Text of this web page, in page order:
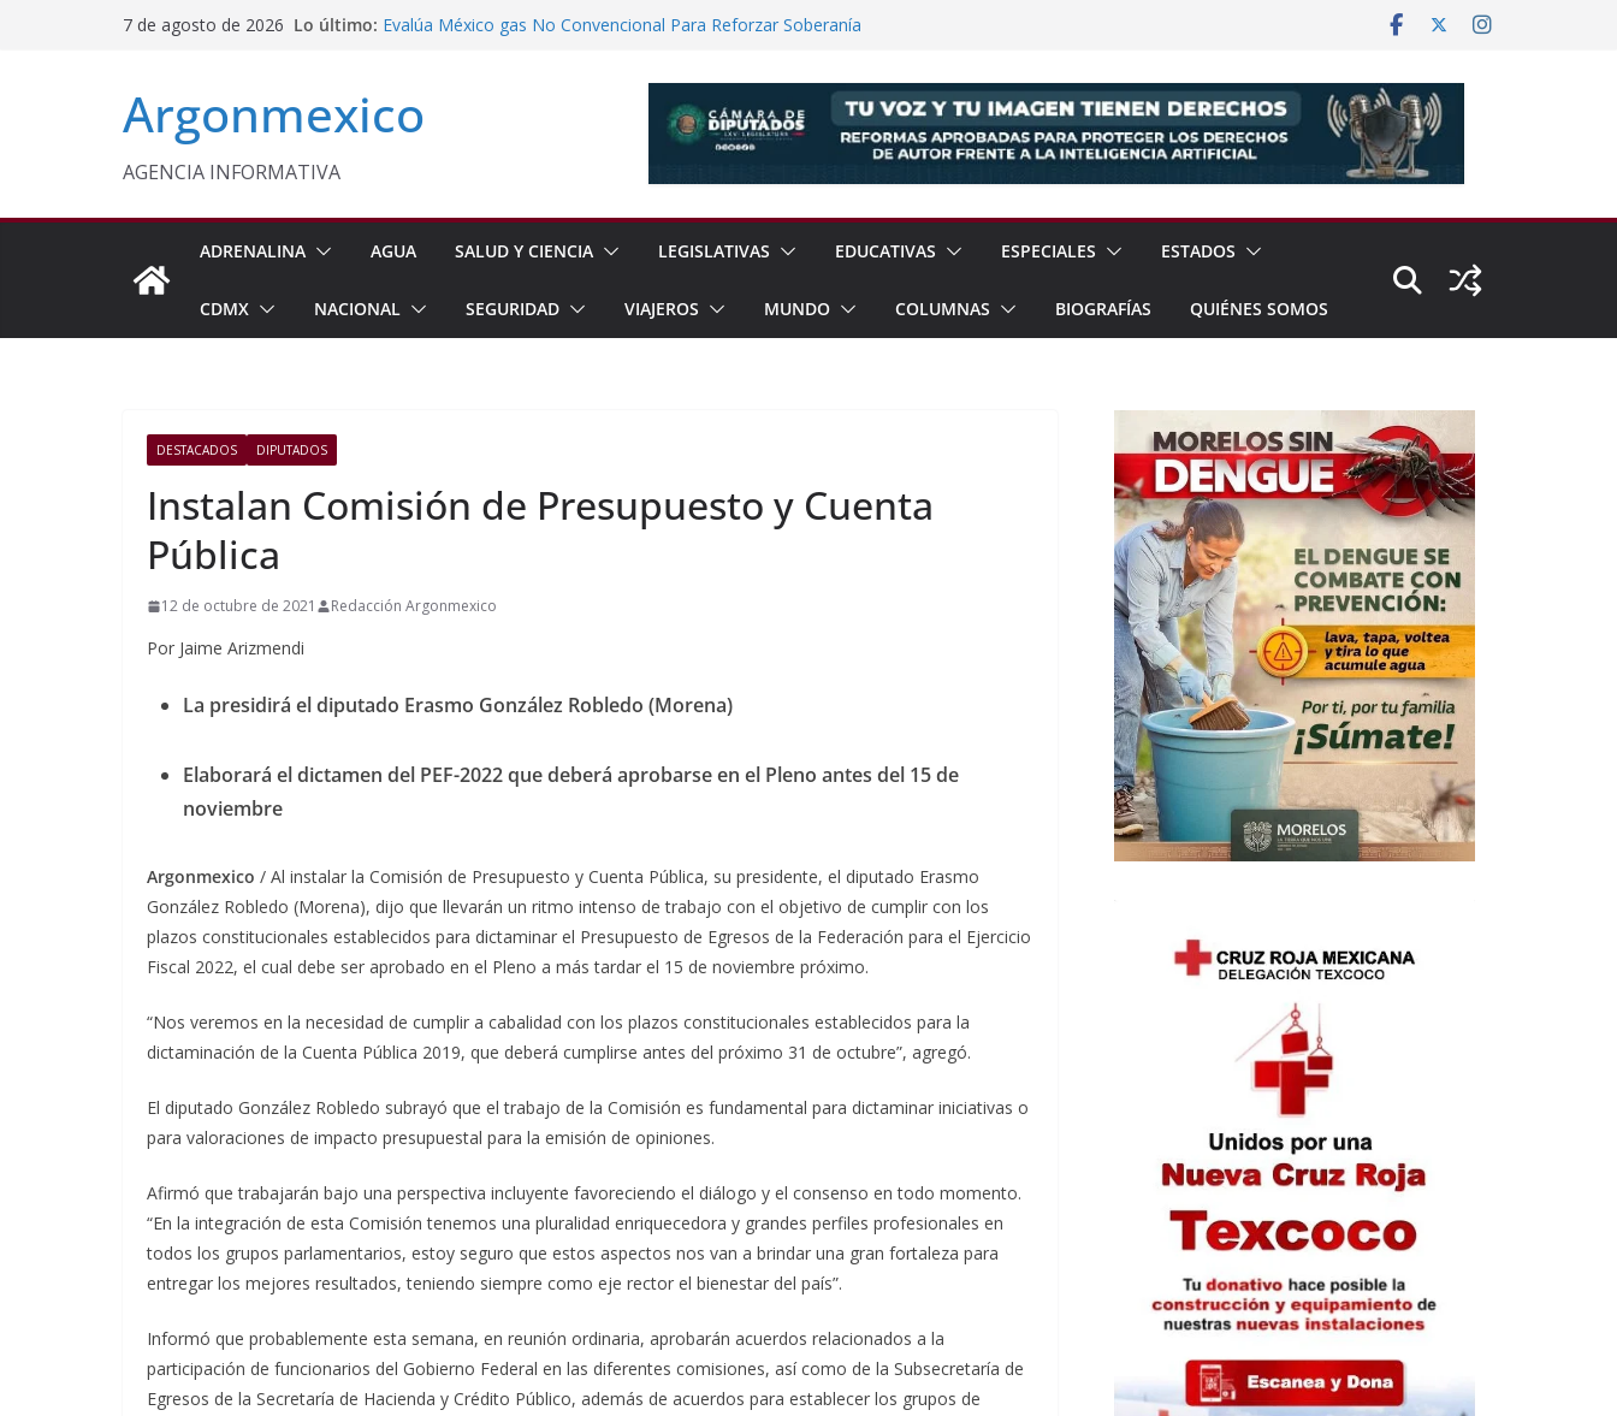
7 de agosto de 2026 Lo último: Evalúa México gas No Convencional Para Reforzar Soberanía
Texcoco Fortalece Prestaciones de Trabajadores del
Aseguran Casi 10 Millones de Cigarrillos Apócrifos en
Michoacán
Argonmexico
AGENCIA INFORMATIVA
ADRENALINA AGUA SALUD Y CIENCIA LEGISLATIVAS EDUCATIVAS ESPECIALES ESTADOS
CDMX NACIONAL SEGURIDAD VIAJEROS MUNDO COLUMNAS BIOGRAFÍAS QUIÉNES SOMOS
DESTACADOS DIPUTADOS
Instalan Comisión de Presupuesto y Cuenta
Pública
12 de octubre de 2021 Redacción Argonmexico
Por Jaime Arizmendi
La presidirá el diputado Erasmo González Robledo (Morena)
Elaborará el dictamen del PEF-2022 que deberá aprobarse en el Pleno antes del 15 de
noviembre
Argonmexico / Al instalar la Comisión de Presupuesto y Cuenta Pública, su presidente, el diputado Erasmo
González Robledo (Morena), dijo que llevarán un ritmo intenso de trabajo con el objetivo de cumplir con los
plazos constitucionales establecidos para dictaminar el Presupuesto de Egresos de la Federación para el Ejercicio
Fiscal 2022, el cual debe ser aprobado en el Pleno a más tardar el 15 de noviembre próximo.
“Nos veremos en la necesidad de cumplir a cabalidad con los plazos constitucionales establecidos para la
dictaminación de la Cuenta Pública 2019, que deberá cumplirse antes del próximo 31 de octubre”, agregó.
El diputado González Robledo subrayó que el trabajo de la Comisión es fundamental para dictaminar iniciativas o
para valoraciones de impacto presupuestal para la emisión de opiniones.
Afirmó que trabajarán bajo una perspectiva incluyente favoreciendo el diálogo y el consenso en todo momento.
“En la integración de esta Comisión tenemos una pluralidad enriquecedora y grandes perfiles profesionales en
todos los grupos parlamentarios, estoy seguro que estos aspectos nos van a brindar una gran fortaleza para
entregar los mejores resultados, teniendo siempre como eje rector el bienestar del país”.
Informó que probablemente esta semana, en reunión ordinaria, aprobarán acuerdos relacionados a la
participación de funcionarios del Gobierno Federal en las diferentes comisiones, así como de la Subsecretaría de
Egresos de la Secretaría de Hacienda y Crédito Público, además de acuerdos para establecer los grupos de